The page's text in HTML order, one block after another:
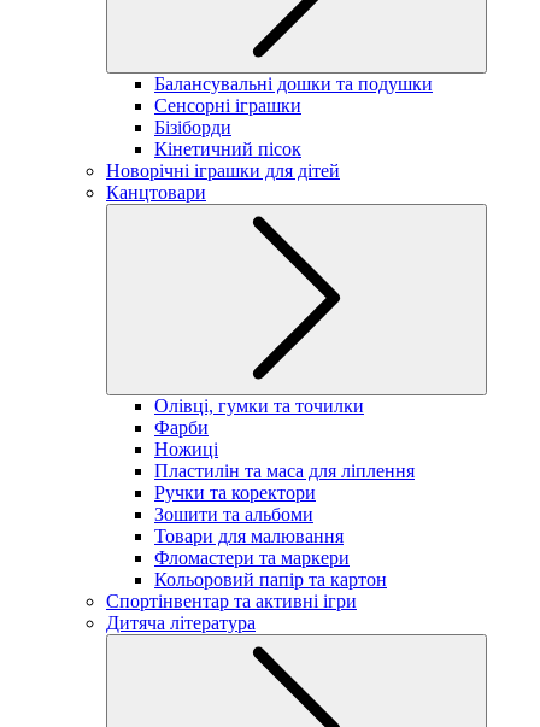
Балансувальні дошки та подушки
Сенсорні іграшки
Бізіборди
Кінетичний пісок
Новорічні іграшки для дітей
Канцтовари
Олівці, гумки та точилки
Фарби
Ножиці
Пластилін та маса для ліплення
Ручки та коректори
Зошити та альбоми
Товари для малювання
Фломастери та маркери
Кольоровий папір та картон
Спортінвентар та активні ігри
Дитяча література